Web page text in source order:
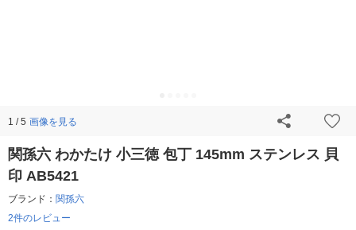
1 / 5 画像を見る
関孫六 わかたけ 小三徳 包丁 145mm ステンレス 貝
印 AB5421
ブランド： 関孫六
2件のレビュー